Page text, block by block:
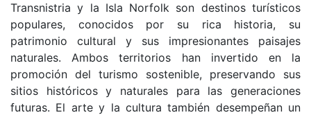
Transnistria y la Isla Norfolk son destinos turísticos
populares, conocidos por su rica historia, su
patrimonio cultural y sus impresionantes paisajes
naturales. Ambos territorios han invertido en la
promoción del turismo sostenible, preservando sus
sitios históricos y naturales para las generaciones
futuras. El arte y la cultura también desempeñan un